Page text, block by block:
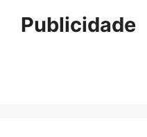
Publicidade